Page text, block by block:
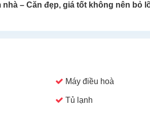
nhà – Căn đẹp, giá tốt không nên bỏ
Máy điều hoà
Tủ lạnh